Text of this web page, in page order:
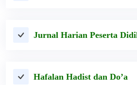
Jurnal Harian Peserta
Hafalan Hadist dan Do’a